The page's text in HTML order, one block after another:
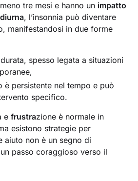
tre mesi e hanno un impatto
, l’insonnia può diventare
manifestandosi in due forme
spesso legata a situazioni
è persistente nel tempo e può
specifico.
efrustrazione è normale in
esistono strategie per
aiuto non è un segno di
passo coraggioso verso il